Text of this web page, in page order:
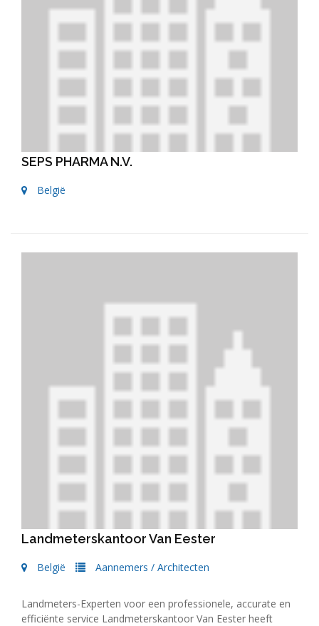
SEPS PHARMA N.V.
België
Landmeterskantoor Van Eester
België Aannemers / Architecten
Landmeters-Experten voor een professionele, accurate en
efficiënte service Landmeterskantoor Van Eester heeft